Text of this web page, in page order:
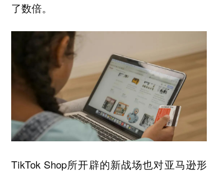
了数倍。
TikTok Shop所开辟的新战场也对亚马逊形